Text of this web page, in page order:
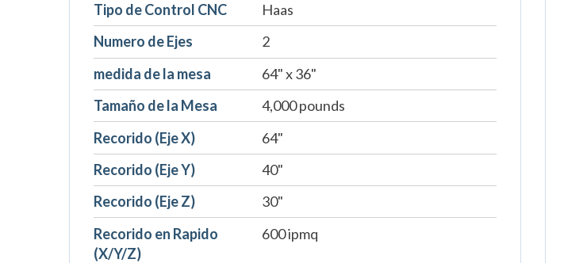
Tipo de Control CNC
Haas
Numero de Ejes
2
medida de la mesa
64" x 36"
Tamaño de la Mesa
4,000 pounds
Recorido (Eje X)
64"
Recorido (Eje Y)
40"
Recorido (Eje Z)
30"
Recorido en Rapido
(X/Y/Z)
600 ipmq